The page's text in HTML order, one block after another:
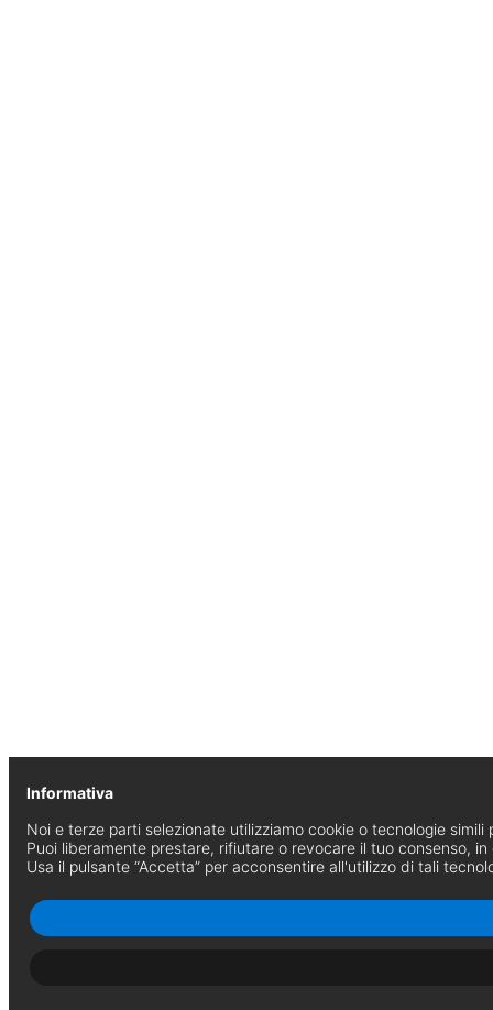
Informativa
Noi e terze parti selezionate utilizziamo cookie o tecnologie
Puoi liberamente prestare, rifiutare o revocare il tuo consenso, in
Usa il pulsante “Accetta” per acconsentire all'utilizzo di tali